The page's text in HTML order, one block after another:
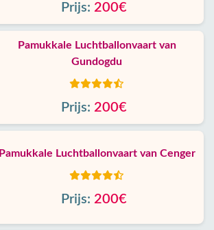
Prijs: 200€
Pamukkale Luchtballonvaart van
Gundogdu
Prijs: 200€
Pamukkale Luchtballonvaart van Cenger
Prijs: 200€